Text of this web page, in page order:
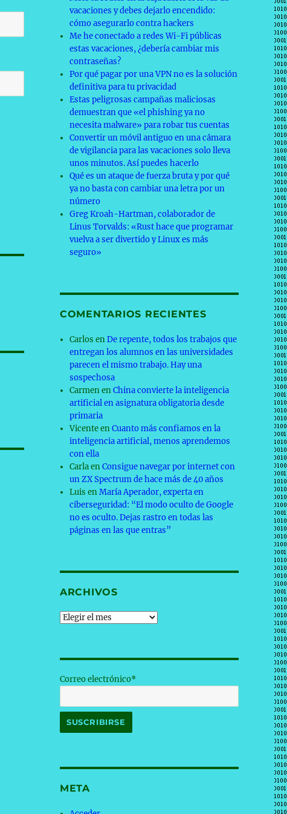
vacaciones y debes dejarlo encendido:
cómo asegurarlo contra hackers
Me he conectado a redes Wi-Fi públicas
estas vacaciones, ¿debería cambiar mis
contraseñas?
Por qué pagar por una VPN no es la solución
definitiva para tu privacidad
Estas peligrosas campañas maliciosas
demuestran que «el phishing ya no
necesita malware» para robar tus cuentas
Convertir un móvil antiguo en una cámara
de vigilancia para las vacaciones solo lleva
unos minutos. Así puedes hacerlo
Qué es un ataque de fuerza bruta y por qué
ya no basta con cambiar una letra por un
número
Greg Kroah-Hartman, colaborador de
Linus Torvalds: «Rust hace que programar
vuelva a ser divertido y Linux es más
seguro»
COMENTARIOS RECIENTES
Carlos enDe repente, todos los trabajos que
entregan los alumnos en las universidades
parecen el mismo trabajo. Hay una
sospechosa
CarmenenChina convierte la inteligencia
artificial en asignatura obligatoria desde
primaria
VicenteenCuanto más confiamos en la
inteligencia artificial, menos aprendemos
con ella
CarlaenConsigue navegar por internet con
un ZX Spectrum de hace más de 40 años
Luis enMaría Aperador, experta en
ciberseguridad: “El modo oculto de Google
no es oculto. Dejas rastro en todas las
páginas en las que entras”
ARCHIVOS
Archivos
Correo electrónico*
META